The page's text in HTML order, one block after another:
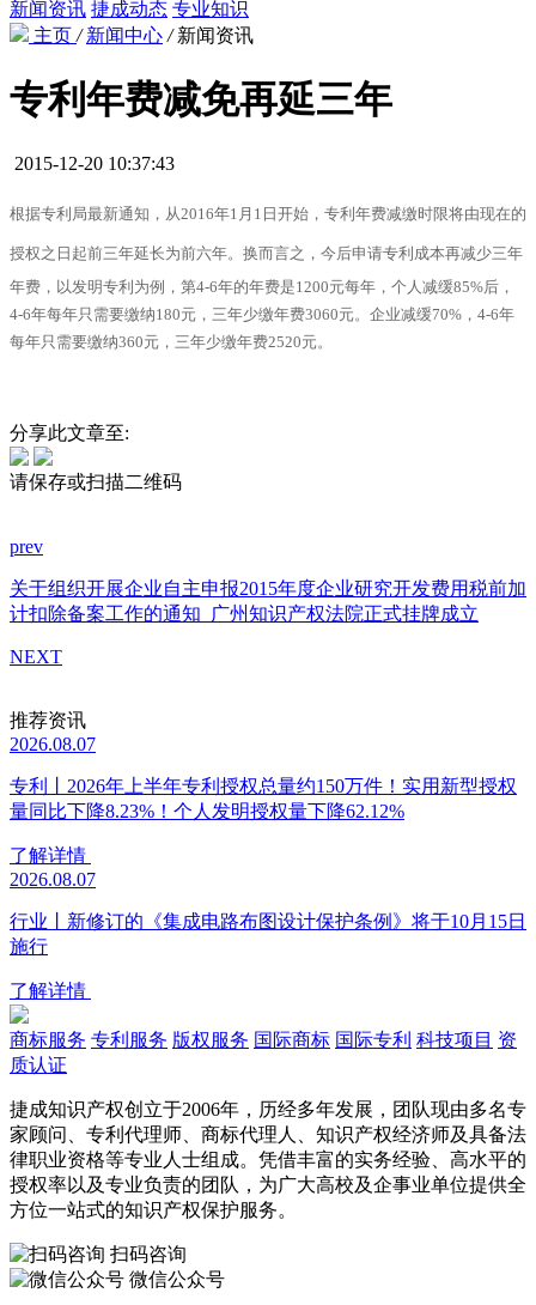
新闻资讯 捷成动态 专业知识
主页 / 新闻中心 / 新闻资讯
专利年费减免再延三年
2015-12-20 10:37:43
根据专利局最新通知，从2016年1月1日开始，专利年费减缴时限将由现在的
授权之日起前三年延长为前六年。 换而言之，今后申请专利成本再减少三年
年费，以发明专利为例，第4-6年的年费是1200元每年，个人减缓85%后，
4-6年每年只需要缴纳180元，三年少缴年费3060元。企业减缓70%，4-6年
每年只需要缴纳360元，三年少缴年费2520元。
分享此文章至:
请保存或扫描二维码
prev
关于组织开展企业自主申报2015年度企业研究开发费用税前加
计扣除备案工作的通知
广州知识产权法院正式挂牌成立
NEXT
推荐资讯
2026.08.07
专利丨2026年上半年专利授权总量约150万件！实用新型授权
量同比下降8.23%！个人发明授权量下降62.12%
了解详情
2026.08.07
行业丨新修订的《集成电路布图设计保护条例》将于10月15日
施行
了解详情
商标服务 专利服务 版权服务 国际商标 国际专利 科技项目 资
质认证
捷成知识产权创立于2006年，历经多年发展，团队现由多名专
家顾问、专利代理师、商标代理人、知识产权经济师及具备法
律职业资格等专业人士组成。凭借丰富的实务经验、高水平的
授权率以及专业负责的团队，为广大高校及企事业单位提供全
方位一站式的知识产权保护服务。
扫码咨询
微信公众号